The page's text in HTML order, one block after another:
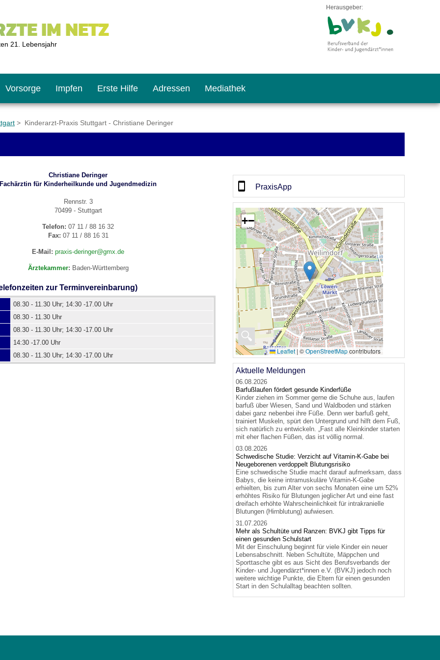
IM NETZ
21. Lebensjahr
Herausgeber:
Vorsorge Impfen Erste Hilfe Adressen Mediathek
Bildschirmmediengebrauch
> Kinderarzt-Praxis Stuttgart - Christiane Deringer
Christiane Deringer
Fachärztin für Kinderheilkunde und Jugendmedizin
Rennstr. 3
70499 - Stuttgart
Telefon: 07 11 / 88 16 32
Fax: 07 11 / 88 16 31
E-Mail: praxis-deringer@gmx.de
Ärztekammer: Baden-Württemberg
zur Terminvereinbarung)
08.30 - 11.30 Uhr; 14:30 -17.00 Uhr
08.30 - 11.30 Uhr
08.30 - 11.30 Uhr; 14:30 -17.00 Uhr
14:30 -17.00 Uhr
08.30 - 11.30 Uhr; 14:30 -17.00 Uhr
PraxisApp
🔍
+−
Leaflet | ©OpenStreetMapcontributors
Aktuelle Meldungen
06.08.2026
Barfußlaufen fördert gesunde Kinderfüße
Kinder ziehen im Sommer gerne die Schuhe aus, laufen
barfuß über Wiesen, Sand und Waldboden und stärken
dabei ganz nebenbei ihre Füße. Denn wer barfuß geht,
trainiert Muskeln, spürt den Untergrund und hilft dem Fuß,
sich natürlich zu entwickeln. „Fast alle Kleinkinder starten
mit eher flachen Füßen, das ist völlig normal.
03.08.2026
Schwedische Studie: Verzicht auf Vitamin-K-Gabe bei
Neugeborenen verdoppelt Blutungsrisiko
Eine schwedische Studie macht darauf aufmerksam, dass
Babys, die keine intramuskuläre Vitamin-K-Gabe
erhielten, bis zum Alter von sechs Monaten eine um 52%
erhöhtes Risiko für Blutungen jeglicher Art und eine fast
dreifach erhöhte Wahrscheinlichkeit für intrakranielle
Blutungen (Hirnblutung) aufwiesen.
31.07.2026
Mehr als Schultüte und Ranzen: BVKJ gibt Tipps für
einen gesunden Schulstart
Mit der Einschulung beginnt für viele Kinder ein neuer
Lebensabschnitt. Neben Schultüte, Mäppchen und
Sporttasche gibt es aus Sicht des Berufsverbands der
Kinder- und Jugendärzt*innen e.V. (BVKJ) jedoch noch
weitere wichtige Punkte, die Eltern für einen gesunden
Start in den Schulalltag beachten sollten.